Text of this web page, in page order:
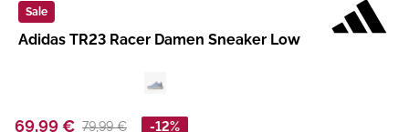
Sale
Hersteller:
​Adidas TR23 Racer Damen Sneaker Low
69,99 € 79,99 € -12%